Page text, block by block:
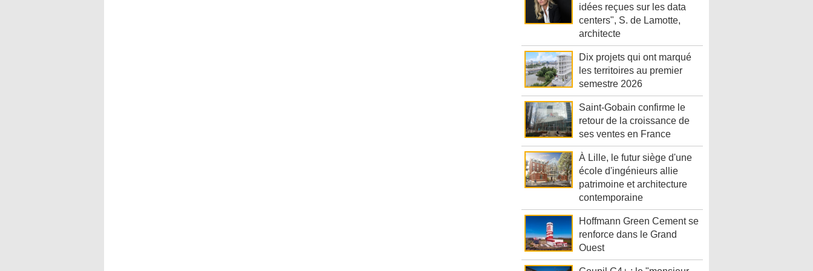
idées reçues sur les data
centers", S. de Lamotte,
architecte
Dix projets qui ont marqué
les territoires au premier
semestre 2026
Saint-Gobain confirme le
retour de la croissance de
ses ventes en France
À Lille, le futur siège d'une
école d'ingénieurs allie
patrimoine et architecture
contemporaine
Hoffmann Green Cement se
renforce dans le Grand
Ouest